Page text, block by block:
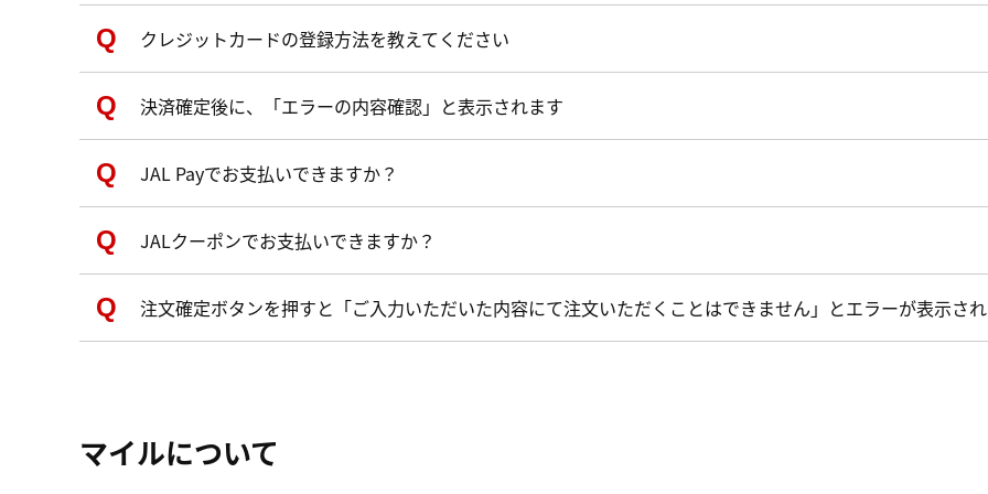
クレジットカードの登録方法を教えてください
決済確定後に、「エラーの内容確認」と表示されます
JAL Payでお支払いできますか？
JALクーポンでお支払いできますか？
注文確定ボタンを押すと「ご入力いただいた内容にて注文いただくことはできません」とエラーが表示さ
マイルについて